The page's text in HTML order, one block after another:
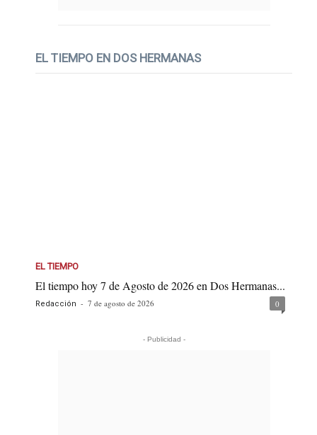
EL TIEMPO EN DOS HERMANAS
EL TIEMPO
El tiempo hoy 7 de Agosto de 2026 en Dos Hermanas...
Redacción - 7 de agosto de 2026 0
- Publicidad -